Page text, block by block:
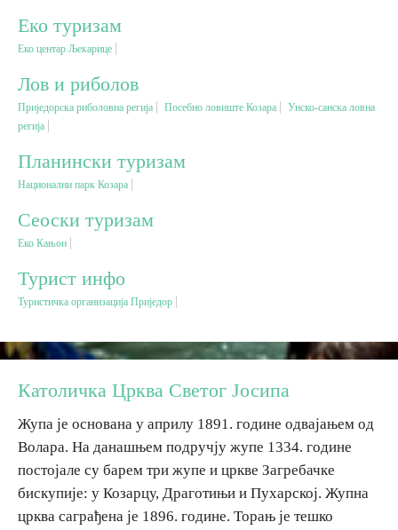
Еко туризам
Гастрономија
Лов и риболов
Сеоски туризам
Дестинације
Списак дестинација
Манифестације
Смјештај
Еко туризам
Еко центар Љекарице
Лов и риболов
Приједорска риболовна регија Посебно ловиште Козара
Унско-санска ловна
регија
Планински туризам
Национални парк Козара
Сеоски туризам
Еко Кањон
Турист инфо
Туристичка организација Приједор
Католичка Црква Светог Јосипа
Жупа је основана у априлу 1891. године одвајањем од
Волара. На данашњем подручју жупе 1334. године
постојале су барем три жупе и цркве Загребачке
бискупије: у Козарцу, Драготињи и Пухарској. Жупна
црква саграђена је 1896. године. Торањ је тешко